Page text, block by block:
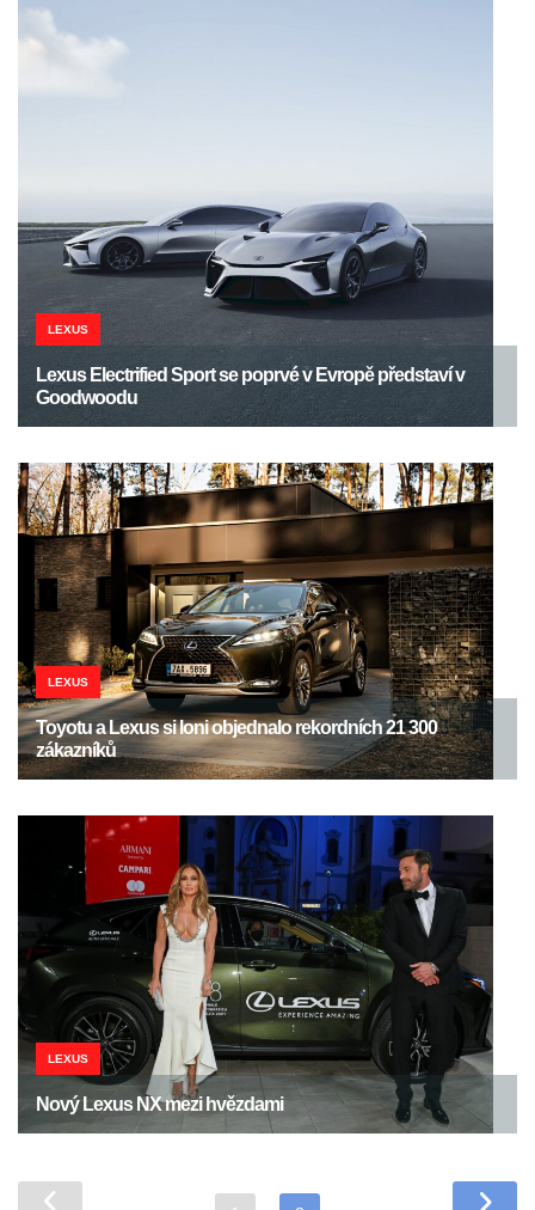
LEXUS
Lexus Electrified Sport se poprvé v Evropě představí v
Goodwoodu
LEXUS
Toyotu a Lexus si loni objednalo rekordních 21 300
zákazníků
LEXUS
Nový Lexus NX mezi hvězdami